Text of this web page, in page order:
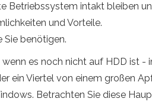
Betriebssystem intakt bleiben
und Vorteile.
Sie benötigen.
es noch nicht auf HDD ist -
ein Viertel von einem großen
Betrachten Sie diese